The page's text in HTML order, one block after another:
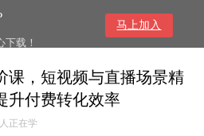
下载！
马上加入
课，短视频与直播场景精
升付费转化效率
正在学